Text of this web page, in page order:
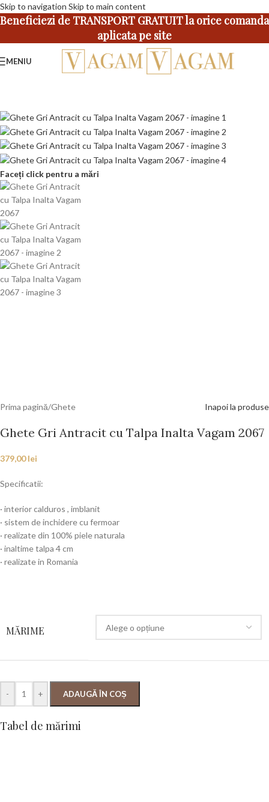
Skip to navigation Skip to main content
Beneficiezi de TRANSPORT GRATUIT la orice comanda
aplicata pe site
MENIU
Faceți click pentru a mări
Prima pagină/Ghete Inapoi la produse
Ghete Gri Antracit cu Talpa Inalta Vagam 2067
379,00lei
Specificatii:
· interior calduros , imblanit
· sistem de inchidere cu fermoar
· realizate din 100% piele naturala
· inaltime talpa 4 cm
· realizate in Romania
MĂRIME
- + ADAUGĂ ÎN COȘ
Tabel de mărimi